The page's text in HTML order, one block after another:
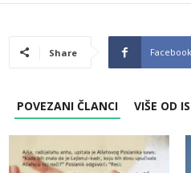
Share Facebook
POVEZANI ČLANCI VIŠE OD